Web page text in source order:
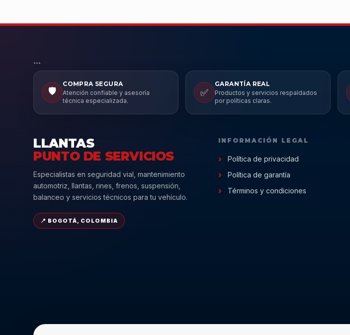
```
🛡️
COMPRA SEGURA
Atención confiable y asesoría
técnica especializada.
✅
GARANTÍA REAL
Productos y servicios respaldados
por políticas claras.
LLANTAS
PUNTO DE SERVICIOS
Especialistas en seguridad vial, mantenimiento
automotriz, llantas, rines, frenos, suspensión,
balanceo y servicios técnicos para tu vehículo.
📍 BOGOTÁ, COLOMBIA
INFORMACIÓN LEGAL
Política de privacidad
Política de garantía
Términos y condiciones